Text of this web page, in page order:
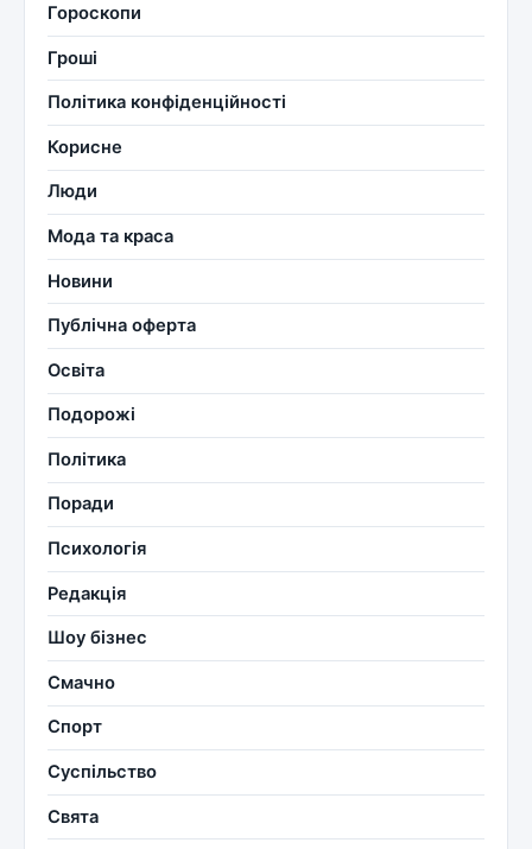
Гороскопи
Гроші
Політика конфіденційності
Корисне
Люди
Мода та краса
Новини
Публічна оферта
Освіта
Подорожі
Політика
Поради
Психологія
Редакція
Шоу бізнес
Смачно
Спорт
Суспільство
Свята